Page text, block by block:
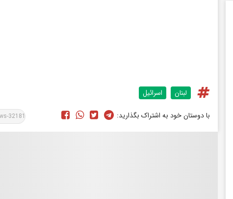
لبنان اسرائيل
با دوستان خود به اشتراک بگذارید: